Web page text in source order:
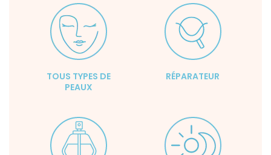
TOUS TYPES DE
PEAUX
RÉPARATEUR